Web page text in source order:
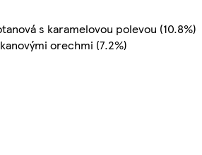
s karamelovou polevou (10.8%)
orechmi (7.2%)